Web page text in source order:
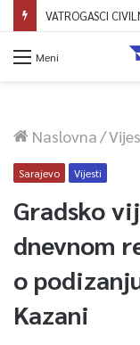
Meni
Naslovna/
Sarajevo Vijesti
Gradsko
dnevnom
o
Kazani